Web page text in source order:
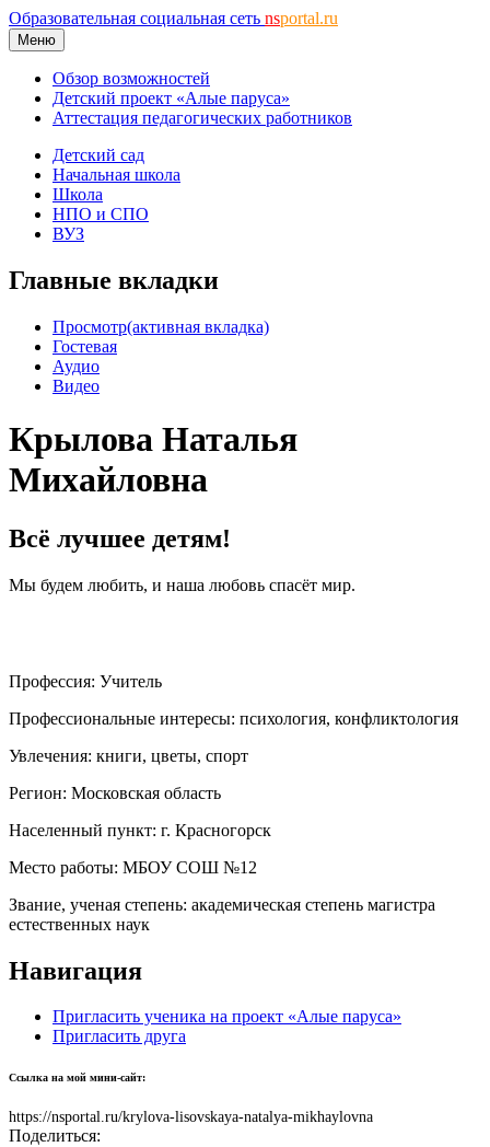
Образовательная социальная сеть nsportal.ru
Меню
Обзор возможностей
Детский проект «Алые паруса»
Аттестация педагогических работников
Детский сад
Начальная школа
Школа
НПО и СПО
ВУЗ
Главные вкладки
Просмотр(активная вкладка)
Гостевая
Аудио
Видео
Крылова Наталья
Михайловна
Всё лучшее детям!
Мы будем любить, и наша любовь спасёт мир.
Профессия: Учитель
Профессиональные интересы: психология, конфликтология
Увлечения: книги, цветы, спорт
Регион: Московская область
Населенный пункт: г. Красногорск
Место работы: МБОУ СОШ №12
Звание, ученая степень: академическая степень магистра
естественных наук
Навигация
Пригласить ученика на проект «Алые паруса»
Пригласить друга
Ссылка на мой мини-сайт:
https://nsportal.ru/krylova-lisovskaya-natalya-mikhaylovna
Поделиться: